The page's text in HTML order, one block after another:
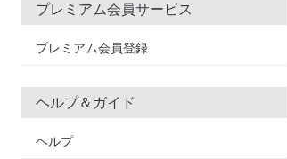
プレミアム会員サービス
プレミアム会員登録
ヘルプ＆ガイド
ヘルプ